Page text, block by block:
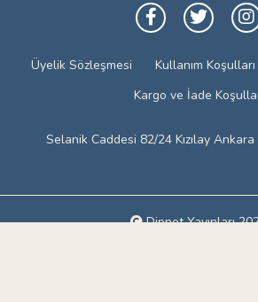
Üyelik Sözleşmesi Kullanım Koşulları
Kargo ve İade
Selanik Caddesi 82/24 Kızılay
Dipnot Yayınları